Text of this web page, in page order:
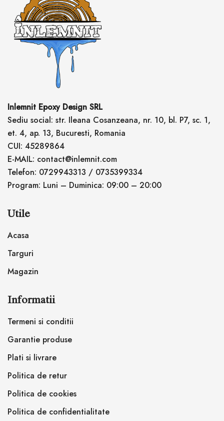
Inlemnit Epoxy Design SRL
Sediu social: str. Ileana Cosanzeana, nr. 10, bl. P7, sc. 1,
et. 4, ap. 13, Bucuresti, Romania
CUI: 45289864
E-MAIL: contact@inlemnit.com
Telefon: 0729943313 / 0735399334
Program: Luni – Duminica: 09:00 – 20:00
Utile
Acasa
Targuri
Magazin
Informatii
Termeni si conditii
Garantie produse
Plati si livrare
Politica de retur
Politica de cookies
Politica de confidentialitate